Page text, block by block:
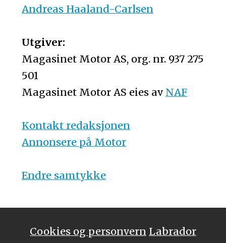
Andreas Haaland-Carlsen
Utgiver:
Magasinet Motor AS, org. nr. 937 275
501
Magasinet Motor AS eies av NAF
Kontakt redaksjonen
Annonsere på Motor
Endre samtykke
Cookies og personvern Labrador